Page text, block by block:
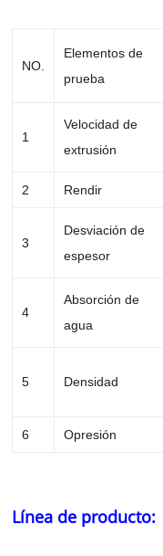
NO.
Elementos de
prueba
1
Velocidad de
extrusión
2 Rendir
3
Desviación de
espesor
4
Absorción de
agua
5 Densidad
6 Opresión
Línea de producto: